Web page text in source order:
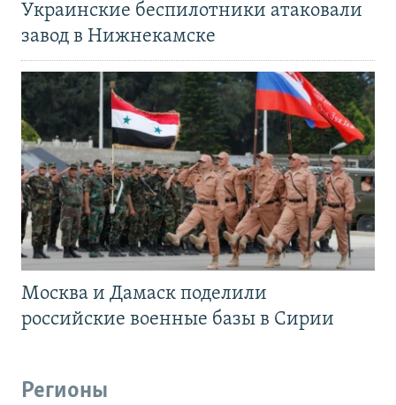
Украинские беспилотники атаковали
завод в Нижнекамске
Москва и Дамаск поделили
российские военные базы в Сирии
Регионы